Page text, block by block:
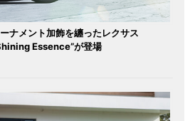
ナメント加飾を纏ったレクサス
Essence”が登場